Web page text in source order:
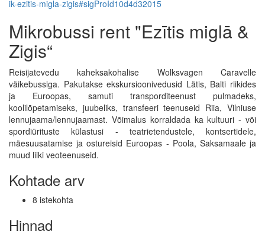
ik-ezitis-migla-zigis#sigProId10d4d32015
Mikrobussi rent "Ezītis miglā &
Zigis“
Reisijatevedu kaheksakohalise Wolksvagen Caravelle
väikebussiga. Pakutakse ekskursioonivedusid Lätis, Balti riikides
ja Euroopas, samuti transporditeenust pulmadeks,
koolilõpetamiseks, juubeliks, transfeeri teenuseid Riia, Vilniuse
lennujaama/lennujaamast. Võimalus korraldada ka kultuuri - või
spordiürituste külastusi - teatrietendustele, kontsertidele,
mäesuusatamise ja ostureisid Euroopas - Poola, Saksamaale ja
muud liiki veoteenuseid.
Kohtade arv
8 istekohta
Hinnad